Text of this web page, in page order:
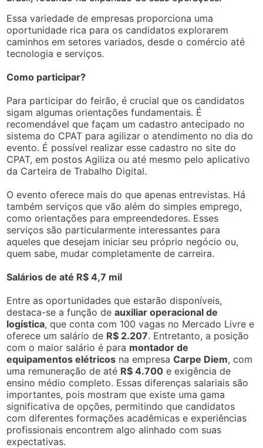
Essa variedade de empresas proporciona uma
oportunidade rica para os candidatos explorarem
caminhos em setores variados, desde o comércio até
tecnologia e serviços.
Como participar?
Para participar do feirão, é crucial que os candidatos
sigam algumas orientações fundamentais. É
recomendável que façam um cadastro antecipado no
sistema do CPAT para agilizar o atendimento no dia do
evento. É possível realizar esse cadastro no site do
CPAT, em postos Agiliza ou até mesmo pelo aplicativo
da Carteira de Trabalho Digital.
O evento oferece mais do que apenas entrevistas. Há
também serviços que vão além do simples emprego,
como orientações para empreendedores. Esses
serviços são particularmente interessantes para
aqueles que desejam iniciar seu próprio negócio ou,
quem sabe, mudar completamente de carreira.
Salários de até R$ 4,7 mil
Entre as oportunidades que estarão disponíveis,
destaca-se a função deauxiliar operacional de
logística, que conta com 100 vagas no Mercado Livre e
oferece um salário de R$ 2.207. Entretanto, a posição
com o maior salário é para montador de
equipamentos elétricos na empresaCarpe Diem, com
uma remuneração de até R$ 4.700 e exigência de
ensino médio completo. Essas diferenças salariais são
importantes, pois mostram que existe uma gama
significativa de opções, permitindo que candidatos
com diferentes formações acadêmicas e experiências
profissionais encontrem algo alinhado com suas
expectativas.